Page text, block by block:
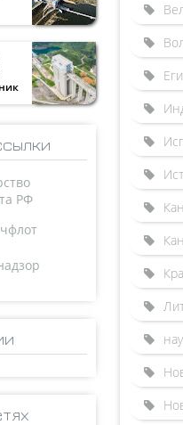
РФ
Канал
Новости